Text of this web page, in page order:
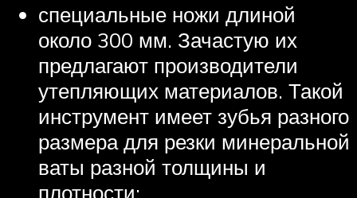
специальные ножи длиной
около 300 мм. Зачастую их
предлагают производители
утепляющих материалов. Такой
инструмент имеет зубья разного
размера для резки минеральной
ваты разной толщины и
плотности;